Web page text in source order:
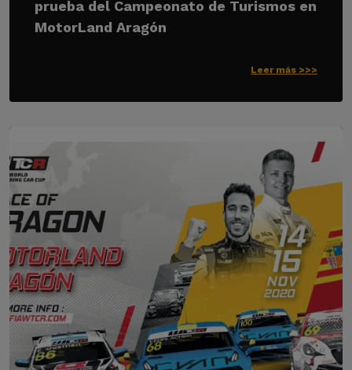
prueba del Campeonato de Turismos en
MotorLand Aragón
Leer más >>>